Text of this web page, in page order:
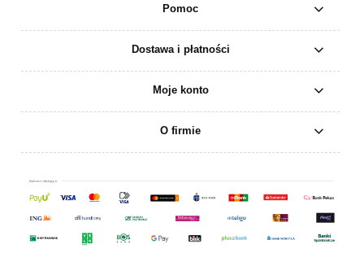
Pomoc
Dostawa i płatności
Moje konto
O firmie